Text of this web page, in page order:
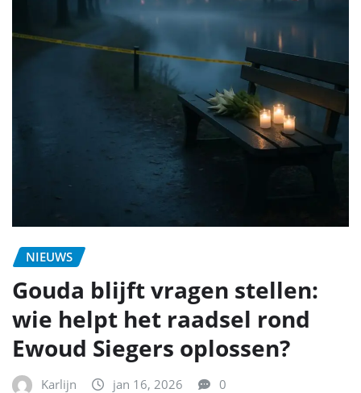
NIEUWS
Gouda blijft vragen stellen:
wie helpt het raadsel rond
Ewoud Siegers oplossen?
Karlijn jan 16, 2026 0